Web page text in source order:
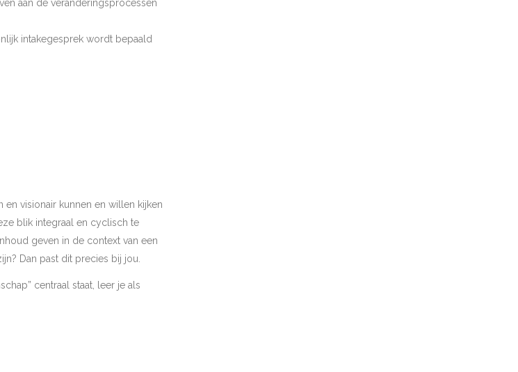
aan de veranderingsprocessen
intakegesprek wordt bepaald
visionair kunnen en willen kijken
blik integraal en cyclisch te
geven in de context van een
Dan past dit precies bij jou.
centraal staat, leer je als